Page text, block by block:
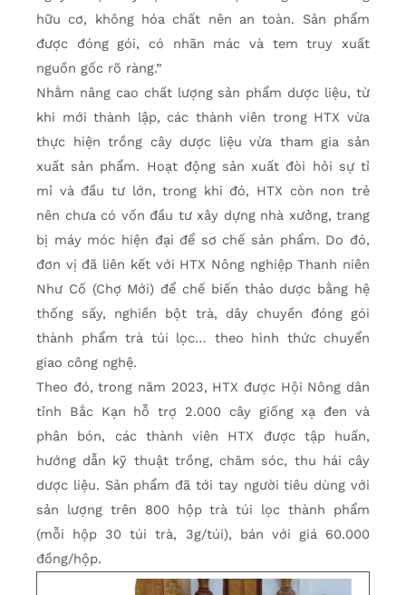
hữu cơ, không hóa chất nên an toàn. Sản phẩm
được đóng gói, có nhãn mác và tem truy xuất
nguồn gốc rõ ràng.”
Nhằm nâng cao chất lượng sản phẩm dược liệu, từ
khi mới thành lập, các thành viên trong HTX vừa
thực hiện trồng cây dược liệu vừa tham gia sản
xuất sản phẩm. Hoạt động sản xuất đòi hỏi sự tỉ
mỉ và đầu tư lớn, trong khi đó, HTX còn non trẻ
nên chưa có vốn đầu tư xây dựng nhà xưởng, trang
bị máy móc hiện đại để sơ chế sản phẩm. Do đó,
đơn vị đã liên kết với HTX Nông nghiệp Thanh niên
Như Cố (Chợ Mới) để chế biến thảo dược bằng hệ
thống sấy, nghiền bột trà, dây chuyền đóng gói
thành phẩm trà túi lọc… theo hình thức chuyển
giao công nghệ.
Theo đó, trong năm 2023, HTX được Hội Nông dân
tỉnh Bắc Kạn hỗ trợ 2.000 cây giống xạ đen và
phân bón, các thành viên HTX được tập huấn,
hướng dẫn kỹ thuật trồng, chăm sóc, thu hái cây
dược liệu. Sản phẩm đã tới tay người tiêu dùng với
sản lượng trên 800 hộp trà túi lọc thành phẩm
(mỗi hộp 30 túi trà, 3g/túi), bán với giá 60.000
đồng/hộp.